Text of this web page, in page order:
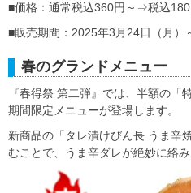
■価格：通常税込360円～⇒税込180
■販売期間：2025年3月24日（月）
春のグランドメニュー
『春得祭 第二弾』では、半額の
期間限定メニューが登場します。
新商品の「タレ漬けびん長 うま辛
むことで、うま辛ダレが絶妙に絡